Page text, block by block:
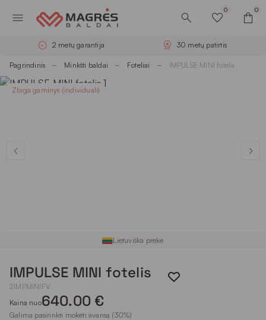
0 0
2 metų garantija 30 metų patirtis
Pagrindinis Minkšti baldai Foteliai IMPULSE MINI fotelis
Zbiga gaminys (individuali)
Lietuviška prekė
IMPULSE MINI fotelis
2IMPMINIFV
Kaina nuo640.00 €
Galima pasirinkti mokėti avansą (30%)